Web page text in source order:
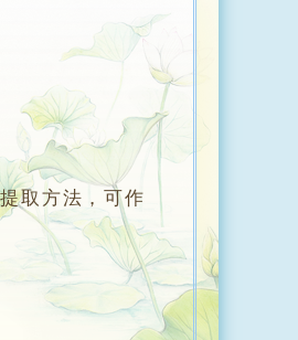
取方法，可作